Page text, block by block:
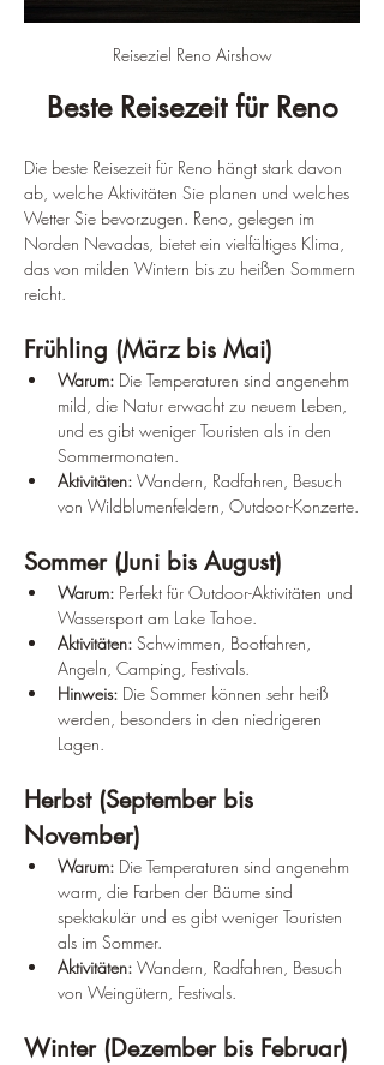
Reiseziel Reno Airshow
Beste Reisezeit für Reno
Die beste Reisezeit für Reno hängt stark davon
ab, welche Aktivitäten Sie planen und welches
Wetter Sie bevorzugen. Reno, gelegen im
Norden Nevadas, bietet ein vielfältiges Klima,
das von milden Wintern bis zu heißen Sommern
reicht.
Frühling (März bis Mai)
Warum: Die Temperaturen sind angenehm
mild, die Natur erwacht zu neuem Leben,
und es gibt weniger Touristen als in den
Sommermonaten.
Aktivitäten: Wandern, Radfahren, Besuch
von Wildblumenfeldern, Outdoor-Konzerte.
Sommer (Juni bis August)
Warum: Perfekt für Outdoor-Aktivitäten und
Wassersport am Lake Tahoe.
Aktivitäten: Schwimmen, Bootfahren,
Angeln, Camping, Festivals.
Hinweis: Die Sommer können sehr heiß
werden, besonders in den niedrigeren
Lagen.
Herbst (September bis
November)
Warum: Die Temperaturen sind angenehm
warm, die Farben der Bäume sind
spektakulär und es gibt weniger Touristen
als im Sommer.
Aktivitäten: Wandern, Radfahren, Besuch
von Weingütern, Festivals.
Winter (Dezember bis Februar)